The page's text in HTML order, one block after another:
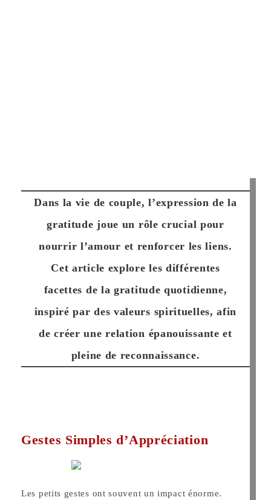
Dans la vie de couple, l’expression de la
gratitude joue un rôle crucial pour
nourrir l’amour et renforcer les liens.
Cet article explore les différentes
facettes de la gratitude quotidienne,
inspiré par des valeurs spirituelles, afin
de créer une relation épanouissante et
pleine de reconnaissance.
Gestes Simples d’Appréciation
Les petits gestes ont souvent un impact énorme.